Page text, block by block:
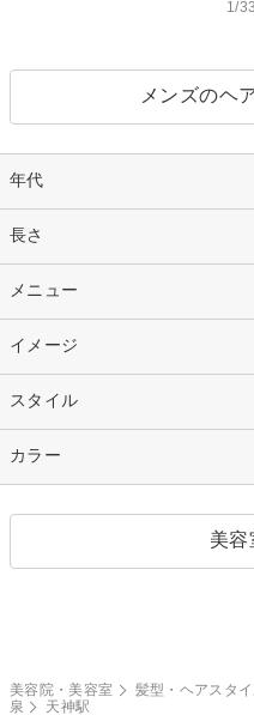
1/
メンズのヘ
年代
指定なし
10代
30代
長さ
指定なし
ショート
セミロング
メニュー
指定なし
カラー
縮毛矯正
イメージ
指定なし
キュート
スタイル
指定なし
ポニーテール
カラー
美容
美容院・美容室 髪型・ヘアスタ
泉
天神駅